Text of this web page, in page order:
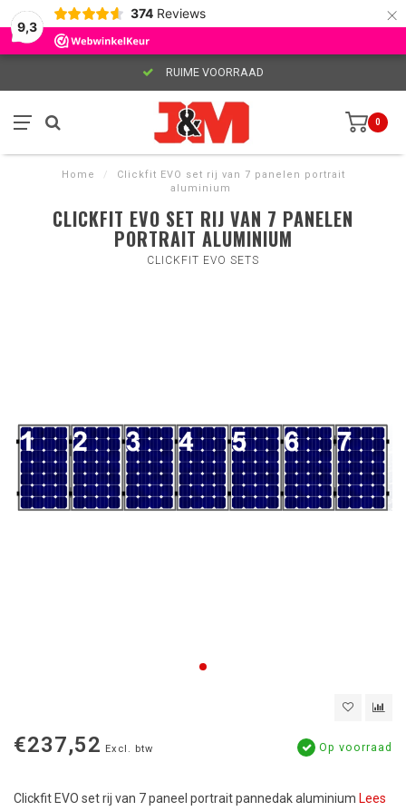
9,3
374 Reviews ×
RUIME VOORRAAD
0
Home /
Clickfit EVO set rij van 7 panelen portrait
aluminium
CLICKFIT EVO SET RIJ VAN 7 PANELEN
PORTRAIT ALUMINIUM
CLICKFIT EVO SETS
€237,52 Excl. btw Op voorraad
Clickfit EVO set rij van 7 paneel portrait pannedak aluminium Lees